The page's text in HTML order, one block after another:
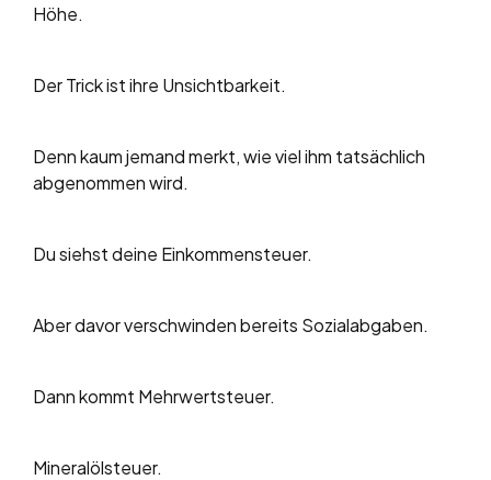
Höhe.
Der Trick ist ihre Unsichtbarkeit.
Denn kaum jemand merkt, wie viel ihm tatsächlich
abgenommen wird.
Du siehst deine Einkommensteuer.
Aber davor verschwinden bereits Sozialabgaben.
Dann kommt Mehrwertsteuer.
Mineralölsteuer.